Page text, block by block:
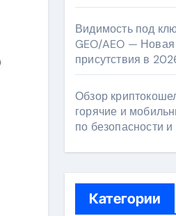
Видимость под
GEO/AEO —
присутствия в
Обзор
горячие и
по безопасности
Категории